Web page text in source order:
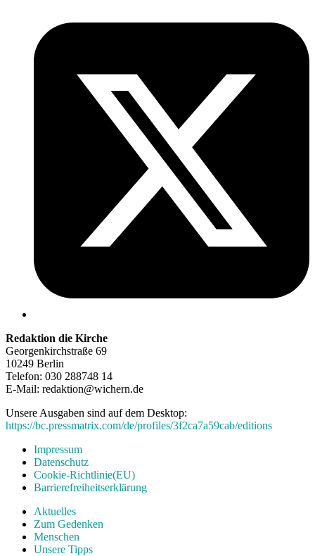
Redaktion die Kirche
Georgenkirchstraße 69
10249 Berlin
Telefon: 030 288748 14
E-Mail: redaktion@wichern.de
Unsere Ausgaben sind auf dem Desktop:
https://bc.pressmatrix.com/de/profiles/3f2ca7a59cab/editions
Impressum
Datenschutz
Cookie-Richtlinie(EU)
Barrierefreiheitserklärung
Aktuelles
Zum Gedenken
Menschen
Unsere Tipps